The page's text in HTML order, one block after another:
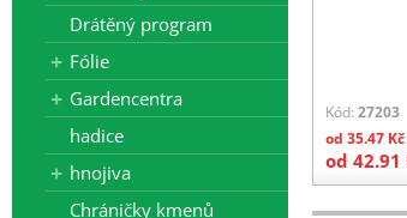
Drátěný program
Fólie
Gardencentra
hadice
hnojiva
Chráničky kmenů
Kód: 27203
od 35.47 Kč
od 42.91